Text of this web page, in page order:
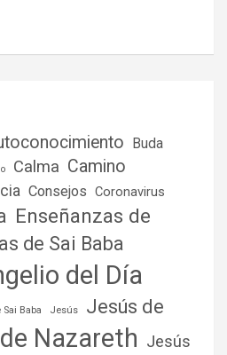
Buda
Calma Camino
Consejos Coronavirus
Enseñanzas de
de Sai Baba
del Día
Baba Jesús
Jesús de
Nazareth Jesús